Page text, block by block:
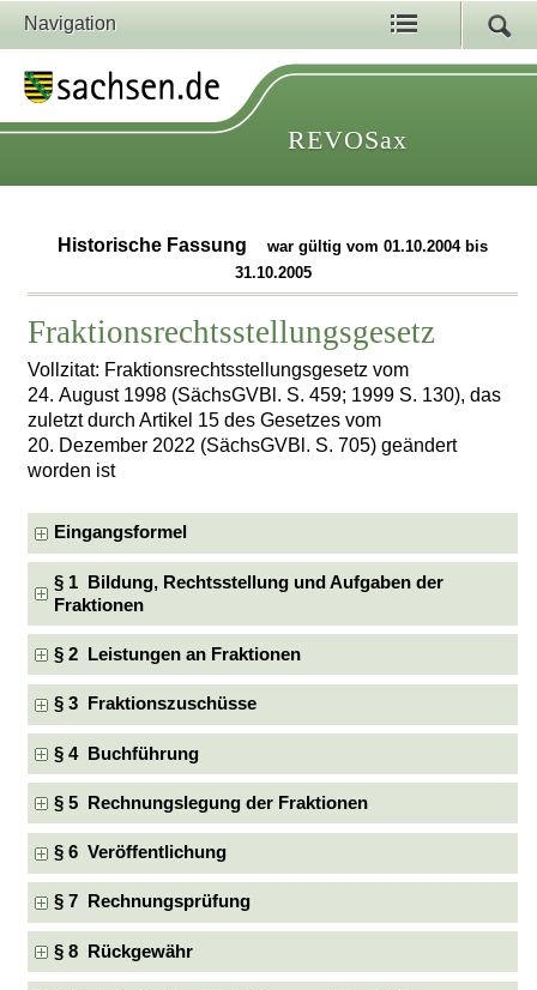
Navigation
REVOSax
Historische Fassung
war gültig vom 01.10.2004 bis
31.10.2005
Fraktionsrechtsstellungsgesetz
Vollzitat: Fraktionsrechtsstellungsgesetz vom
24. August 1998 (SächsGVBl. S. 459; 1999 S. 130), das
zuletzt durch Artikel 15 des Gesetzes vom
20. Dezember 2022 (SächsGVBl. S. 705) geändert
worden ist
Eingangsformel
§ 1 Bildung, Rechtsstellung und Aufgaben der
Fraktionen
§ 2 Leistungen an Fraktionen
§ 3 Fraktionszuschüsse
§ 4 Buchführung
§ 5 Rechnungslegung der Fraktionen
§ 6 Veröffentlichung
§ 7 Rechnungsprüfung
§ 8 Rückgewähr